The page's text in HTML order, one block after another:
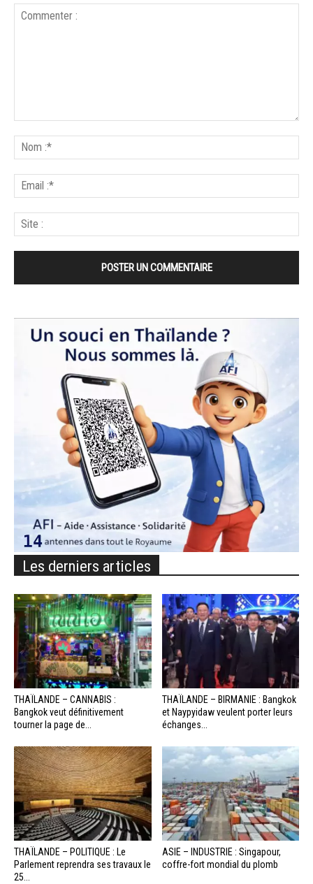
Les derniers articles
THAÏLANDE – CANNABIS :
Bangkok veut définitivement
tourner la page de...
THAÏLANDE – BIRMANIE : Bangkok
et Naypyidaw veulent porter leurs
échanges...
THAÏLANDE – POLITIQUE : Le
Parlement reprendra ses travaux le
25...
ASIE – INDUSTRIE : Singapour,
coffre-fort mondial du plomb